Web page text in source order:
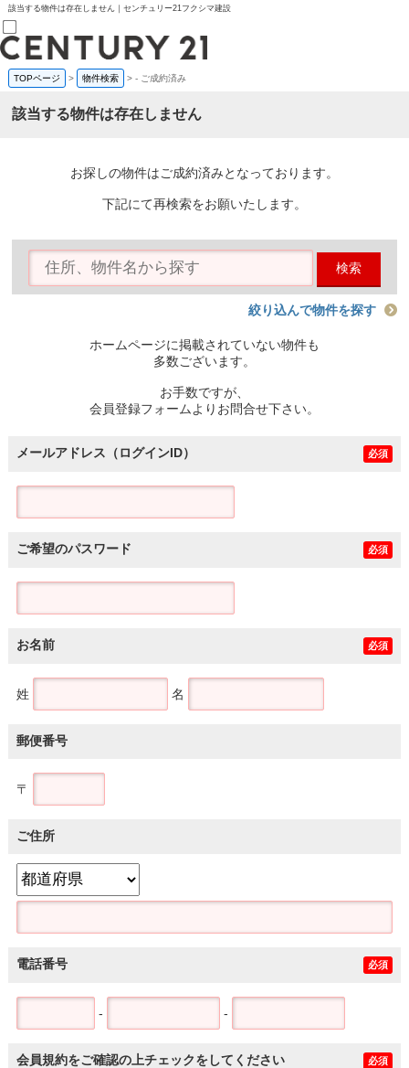
該当する物件は存在しません｜センチュリー21フクシマ建設
売買部
0120-800-844
賃貸部
会員メニュー
物件を探す
購入TOP
条件から探す
住宅ローン控除シミュレータ
TOPページ > 物件検索 >- ご成約済み
該当する物件は存在しません
お探しの物件はご成約済みとなっております。
下記にて再検索をお願いたします。
検索
絞り込んで物件を探す
ホームページに掲載されていない物件も
多数ございます。
お手数ですが、
会員登録フォームよりお問合せ下さい。
メールアドレス（ログインID） 必須
ご希望のパスワード 必須
お名前 必須
姓 名
郵便番号
〒
ご住所
電話番号 必須
- -
会員規約をご確認の上チェックをしてください 必須